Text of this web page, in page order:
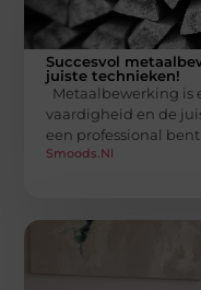
Succesvol
juiste technieken!
Metaalbewerking is
vaardigheid en de
een professional
Smoods.nl